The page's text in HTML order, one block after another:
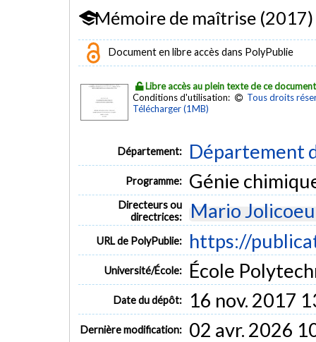
Mémoire de maîtrise (2017)
Document en libre accès dans PolyPublie
Libre accès au plein texte de ce document
Conditions d'utilisation:
Tous droits
Télécharger (1MB)
Département: Département
Programme: Génie
Directeurs ou
directrices:
Mario
URL de PolyPublie: https://
Université/École: École
Date du dépôt: 16 nov. 2017
Dernière modification: 02 avr. 2026